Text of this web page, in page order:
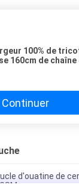
100% de
160cm de chaîne
Continuer
d'ouatine de